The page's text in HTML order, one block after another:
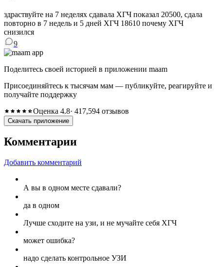
здраствуйте на 7 неделях сдавала ХГЧ показал 20500, сдала
повторно в 7 недель и 5 дней ХГЧ 18610 почему ХГЧ
снизился
9
Поделитесь своей историей в приложении maam
Присоединяйтесь к тысячам мам — публикуйте, реагируйте и
получайте поддержку
Оценка 4.8· 417,594 отзывов
Скачать приложение
Комментарии
Добавить комментарий
А вы в одном месте сдавали?
да в одном
Лучше сходите на узи, и не мучайте себя ХГЧ
может ошибка?
надо сделать контрольное УЗИ